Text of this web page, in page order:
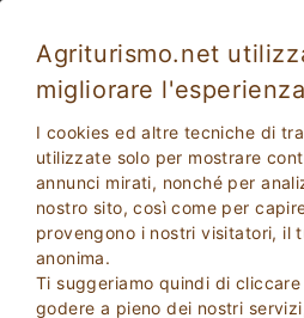
Agriturismo.net
migliorare
I cookies ed altre tecniche di
utilizzate solo per mostrare
annunci mirati, nonché per
nostro sito, così come per
provengono i nostri visitatori, il
anonima.
Ti suggeriamo quindi di cliccare
godere a pieno dei nostri
Agriturismo con